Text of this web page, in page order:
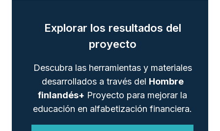
Explorar los resultados del
proyecto
Descubra las herramientas y materiales
desarrollados a través del Hombre
finlandés+ Proyecto para mejorar la
educación en alfabetización financiera.